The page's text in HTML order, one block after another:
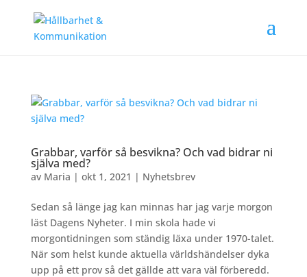
Grabbar, varför så besvikna? Och vad bidrar ni
själva med?
av Maria | okt 1, 2021 | Nyhetsbrev
Sedan så länge jag kan minnas har jag varje morgon
läst Dagens Nyheter. I min skola hade vi
morgontidningen som ständig läxa under 1970-talet.
När som helst kunde aktuella världshändelser dyka
upp på ett prov så det gällde att vara väl förberedd.